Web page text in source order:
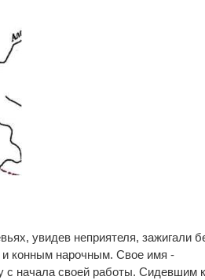
увидев неприятеля, зажигали
и конным нарочным. Свое имя -
с начала своей работы. Сидевшим